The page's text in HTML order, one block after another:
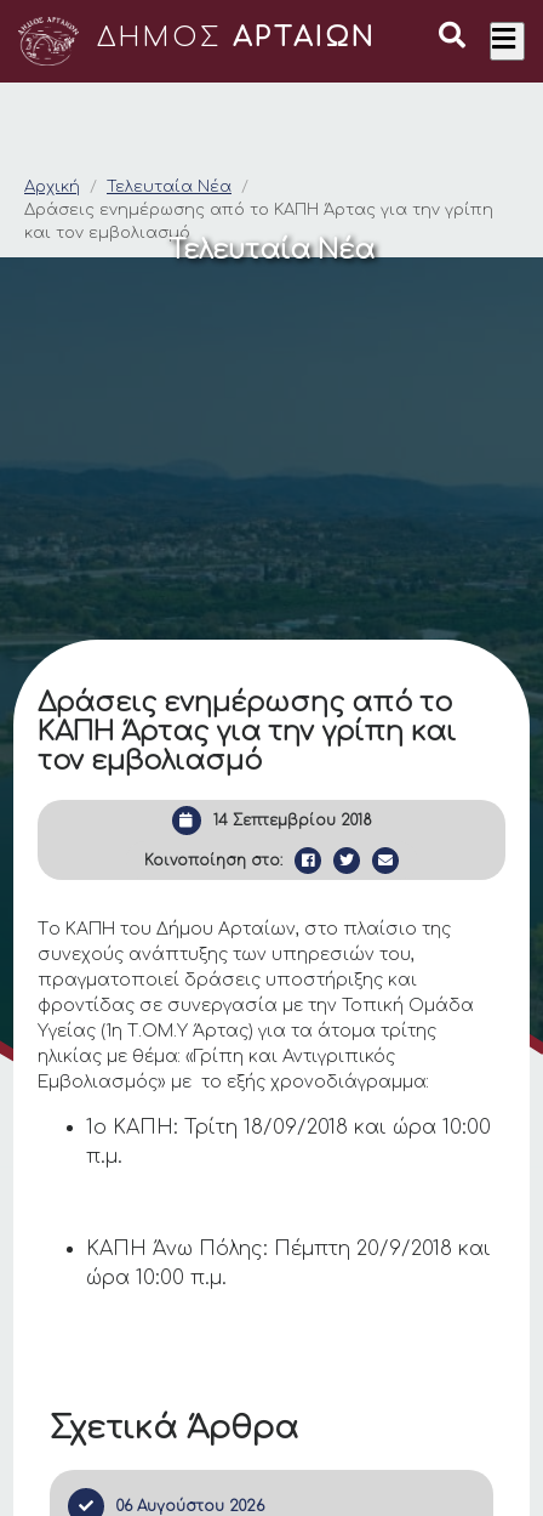
ΔΗΜΟΣ ΑΡΤΑΙΩΝ
Δράσεις
Αρχική
Τελευταία Νέα
Δράσεις ενημέρωσης από τo ΚΑΠΗ Άρτας για την γρίπη
και τον εμβολιασμό
Τελευταία Νέα
Σχετικά Άρθρα
06 Αυγούστου 2026
Δράσεις ενημέρωσης από τo
ΚΑΠΗ Άρτας για την γρίπη και
τον εμβολιασμό
14 Σεπτεμβρίου 2018
Κοινοποίηση στο:
Τo ΚΑΠΗ του Δήμου Αρταίων, στο πλαίσιο της
συνεχούς ανάπτυξης των υπηρεσιών του,
πραγματοποιεί δράσεις υποστήριξης και
φροντίδας σε συνεργασία με την Τοπική Ομάδα
Υγείας (1η Τ.ΟΜ.Υ Άρτας) για τα άτομα τρίτης
ηλικίας με θέμα: «Γρίπη και Αντιγριπικός
Εμβολιασμός» με το εξής χρονοδιάγραμμα:
1ο ΚΑΠΗ: Τρίτη 18/09/2018 και ώρα 10:00
π.μ.
ΚΑΠΗ Άνω Πόλης: Πέμπτη 20/9/2018 και
ώρα 10:00 π.μ.